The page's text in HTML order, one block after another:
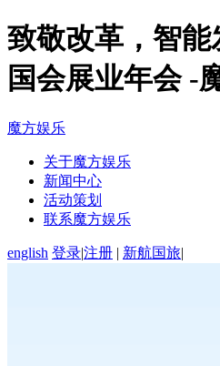
致敬改革，智能
国会展业年会 -
魔方娱乐
关于魔方娱乐
新闻中心
活动策划
联系魔方娱乐
english 登录|注册 | 新航国旅|